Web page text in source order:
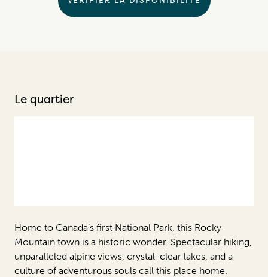
Le quartier
Home to Canada’s first National Park, this Rocky
Mountain town is a historic wonder. Spectacular hiking,
unparalleled alpine views, crystal-clear lakes, and a
culture of adventurous souls call this place home.